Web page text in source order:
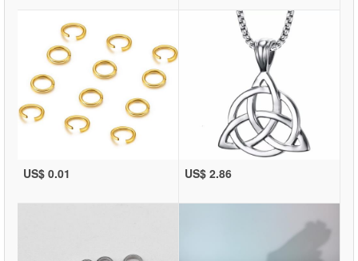
US$ 0.01 US$ 2.86